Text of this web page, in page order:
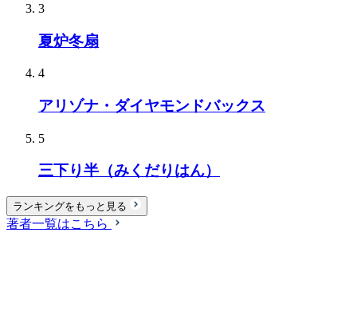
3
夏炉冬扇
4
アリゾナ・ダイヤモンドバックス
5
三下り半（みくだりはん）
ランキングをもっと見る
著者一覧はこちら